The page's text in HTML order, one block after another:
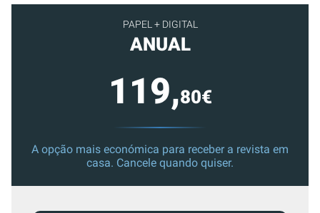
PAPEL + DIGITAL
ANUAL
119,80€
A opção mais económica para receber a revista em
casa. Cancele quando quiser.